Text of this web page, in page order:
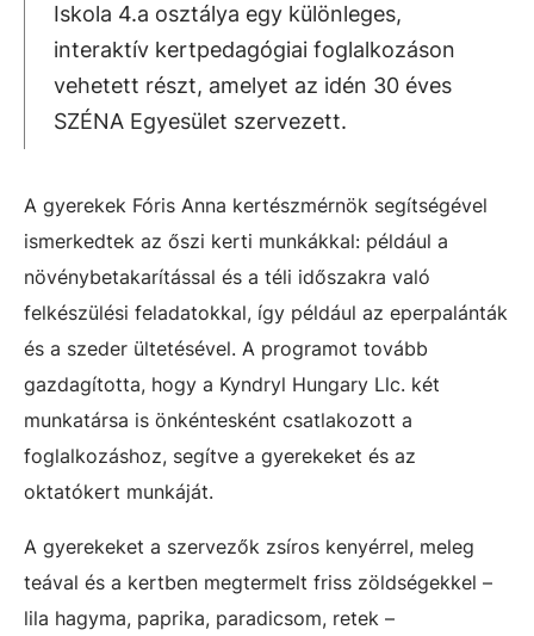
Iskola 4.a osztálya egy különleges,
interaktív kertpedagógiai foglalkozáson
vehetett részt, amelyet az idén 30 éves
SZÉNA Egyesület szervezett.
A gyerekek Fóris Anna kertészmérnök segítségével
ismerkedtek az őszi kerti munkákkal: például a
növénybetakarítással és a téli időszakra való
felkészülési feladatokkal, így például az eperpalánták
és a szeder ültetésével. A programot tovább
gazdagította, hogy a Kyndryl Hungary Llc. két
munkatársa is önkéntesként csatlakozott a
foglalkozáshoz, segítve a gyerekeket és az
oktatókert munkáját.
A gyerekeket a szervezők zsíros kenyérrel, meleg
teával és a kertben megtermelt friss zöldségekkel –
lila hagyma, paprika, paradicsom, retek –